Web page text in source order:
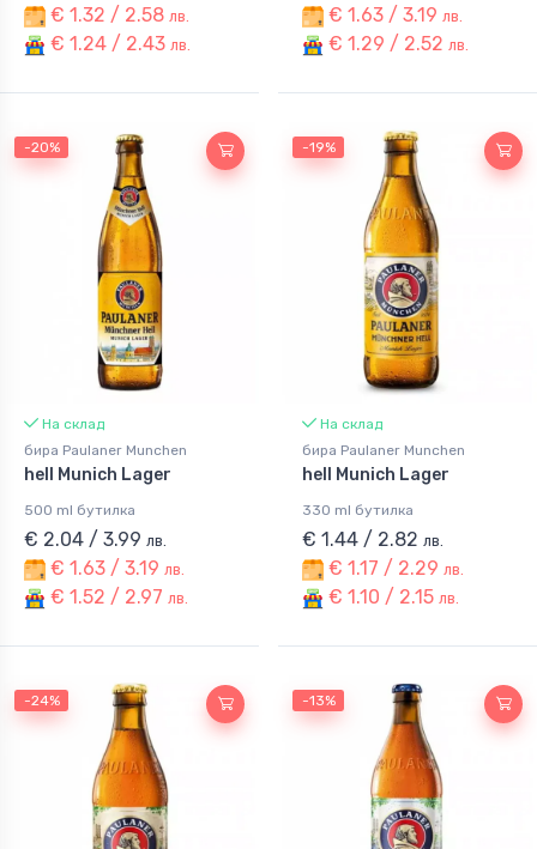
€ 1.32 / 2.58 лв.
€ 1.24 / 2.43 лв.
€ 1.63 / 3.19 лв.
€ 1.29 / 2.52 лв.
-20%
На склад
бира Paulaner Munchen
hell Munich Lager
500 ml бутилка
€ 2.04 / 3.99 лв.
€ 1.63 / 3.19 лв.
€ 1.52 / 2.97 лв.
-19%
На склад
бира Paulaner Munchen
hell Munich Lager
330 ml бутилка
€ 1.44 / 2.82 лв.
€ 1.17 / 2.29 лв.
€ 1.10 / 2.15 лв.
-24% -13%